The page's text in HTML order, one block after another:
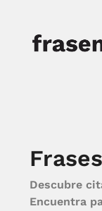
Descubre
Encuentra